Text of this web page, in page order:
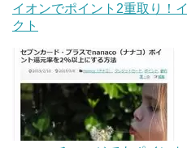
イオンでポイント2重取り！
クト